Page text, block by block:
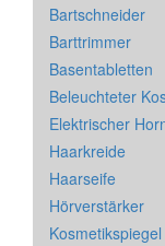
Bartschneider
Barttrimmer
Basentabletten
Beleuchteter
Elektrischer
Haarkreide
Haarseife
Hörverstärker
Kosmetikspiegel